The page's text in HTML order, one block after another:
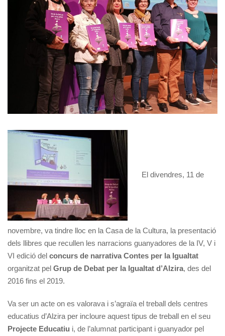
El divendres, 11 de
novembre, va tindre lloc en la Casa de la Cultura, la presentació
dels llibres que recullen les narracions guanyadores de la IV, V i
VI edició del concurs de narrativa Contes per la Igualtat
organitzat pel Grup de Debat per la Igualtat d’Alzira, des del
2016 fins el 2019.
Va ser un acte on es valorava i s’agraïa el treball dels centres
educatius d’Alzira per incloure aquest tipus de treball en el seu
Projecte Educatiu i, de l’alumnat participant i guanyador pel